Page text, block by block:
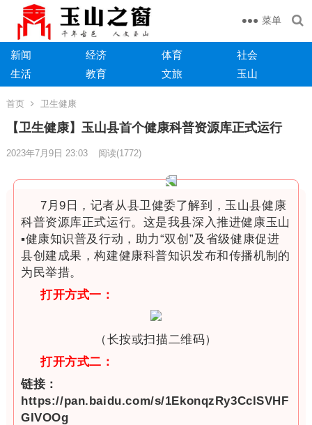
菜单
新闻 经济 体育
社会
生活
教育 文旅 玉山
首页 卫生健康
【卫生健康】玉山县首个健康科普资源库正式运行
2023年7月9日 23:03 阅读(1772)
7月9日，记者从县卫健委了解到，玉山县健康
科普资源库正式运行。这是我县深入推进健康玉山
▪健康知识普及行动，助力“双创”及省级健康促进
县创建成果，构建健康科普知识发布和传播机制的
为民举措。
打开方式一：
（长按或扫描二维码）
打开方式二：
链接：
https://pan.baidu.com/s/1EkonqzRy3CclSVHF
GIVOOg